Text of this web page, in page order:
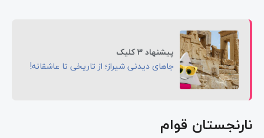
پیشنهاد 3 کلیک
جاهای دیدنی شیراز؛ از تاریخی تا عاشقانه!
نارنجستان قوام